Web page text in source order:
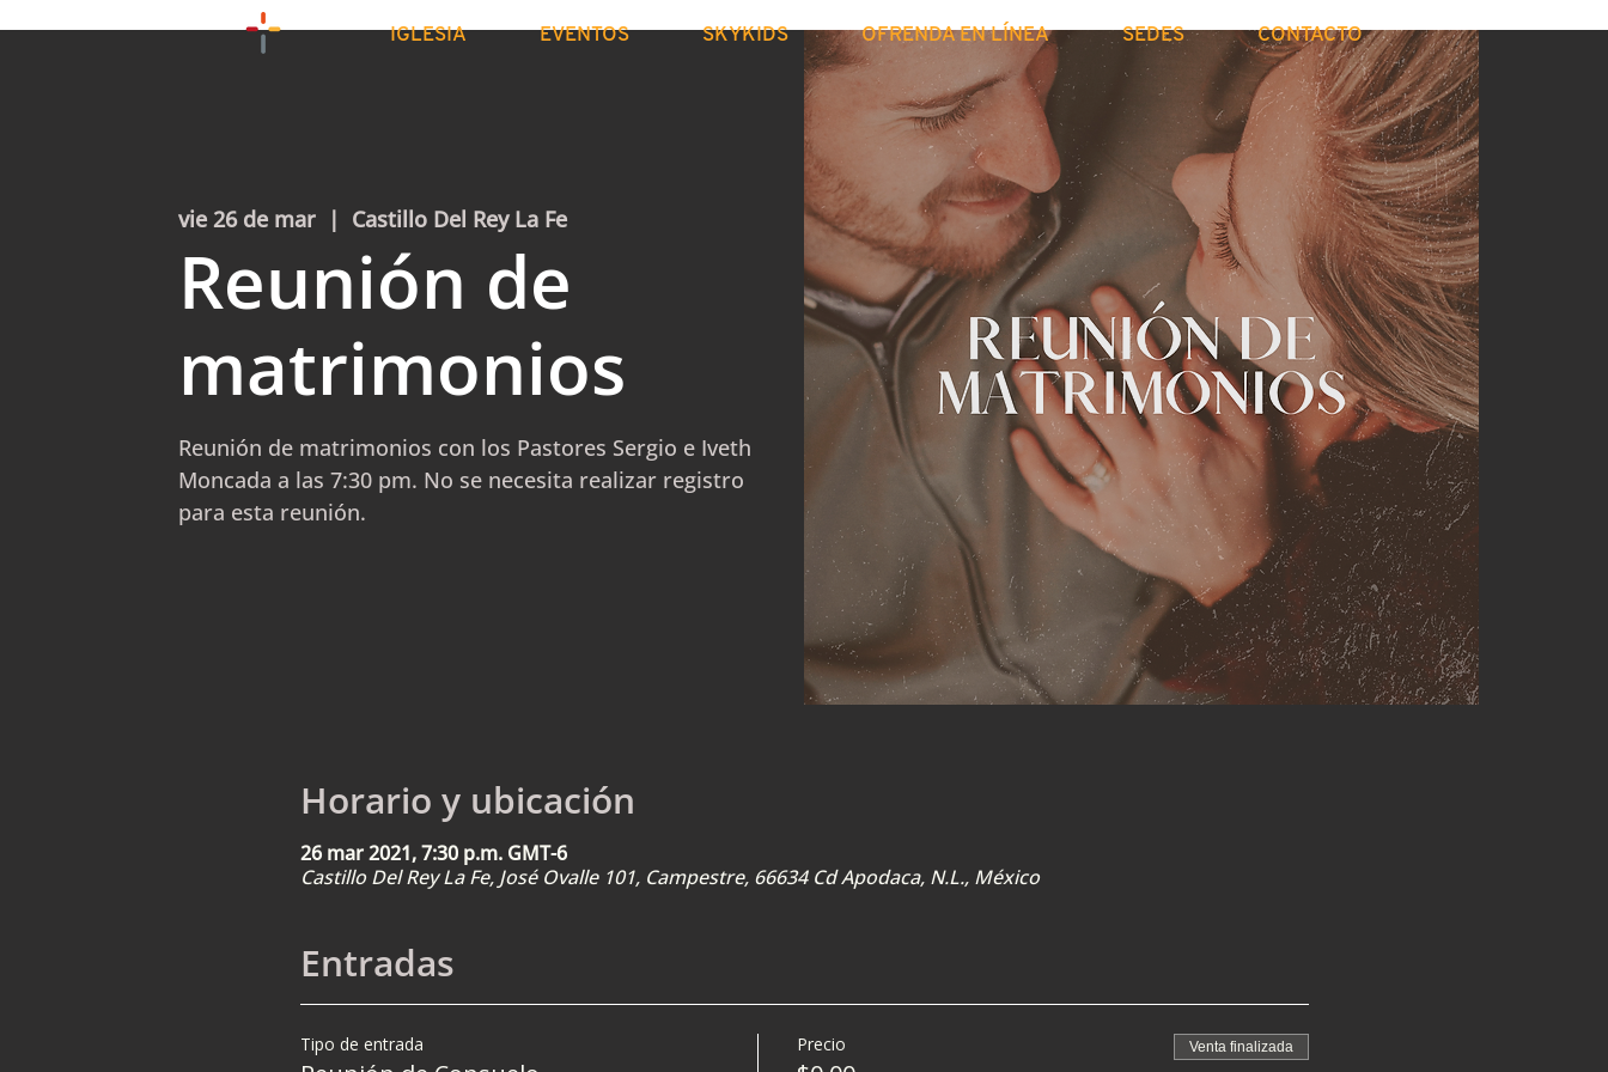
IGLESIA EVENTOS SKYKIDS OFRENDA EN LÍNEA SEDES CONTACTO
vie 26 de mar
  |
Castillo Del Rey La Fe
Reunión de
matrimonios
Reunión de matrimonios con los Pastores Sergio e Iveth
Moncada a las 7:30 pm. No se necesita realizar registro
para esta reunión.
Horario y ubicación
26 mar 2021, 7:30 p.m. GMT-6
Castillo Del Rey La Fe, José Ovalle 101, Campestre, 66634 Cd Apodaca, N.L., México
Entradas
Tipo de entrada Precio Venta finalizada